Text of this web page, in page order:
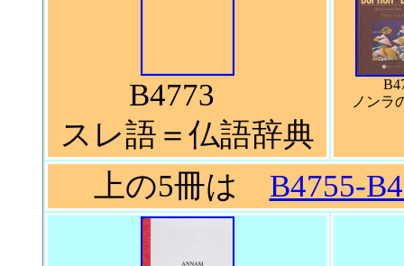
B4773
スレ語＝仏語辞典
ノンラ
上の5冊は B4755-